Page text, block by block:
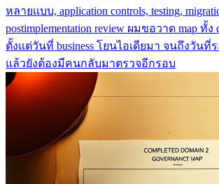
หลายแบบ, application controls, testing,
postimplementation review ผมขอวาด map ทั้
ตั้งแต่วันที่ business โยนไอเดียมา จนถึงวันที่
แล้วยังต้องมีคนกลับมาตรวจอีกรอบ